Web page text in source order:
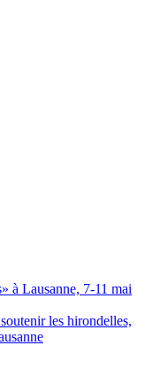
à Lausanne, 7-11 mai
les hirondelles,